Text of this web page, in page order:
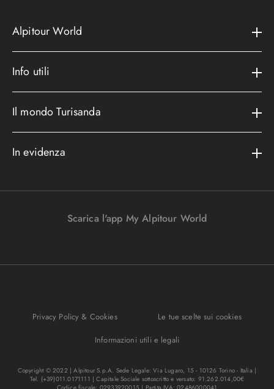
Alpitour World
AWARD
Area riservata
Convenzioni
Viaggi Incentive
Info utili
Metodi di pagamento
Il mondo Turisanda
I nostri partners
Viaggi di nozze
Destinazione cambiamento
In evidenza
Scarica l'app My Alpitour World
Privacy Policy & Cookies
Le tue scelte sui cookies
Informazioni utili e legali
Copyright © 2022 | Alpitour S.p.A. Sede Legale: Via Lugaro, 15 - 10126 Torino - Italia |
Tel. (+39)011.0171111 | Capitale Sociale sottoscritto e versato: 91.262.014,00€